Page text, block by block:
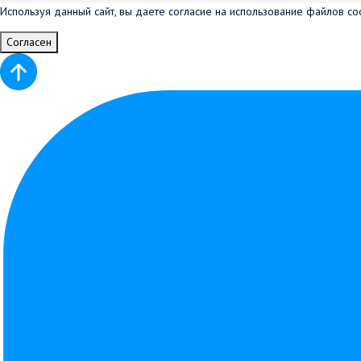
Используя данный сайт, вы даете согласие на использование файлов
Согласен